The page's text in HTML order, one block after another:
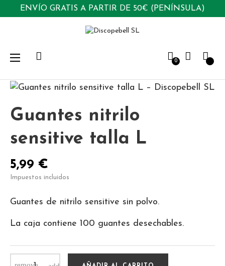
ENVÍO GRATIS A PARTIR DE 50€ (PENÍNSULA)
0
Navegación
palanca
☰
Guantes nitrilo
sensitive talla L
5,99 €
Impuestos incluidos
Guantes de nitrilo sensitive sin polvo.
La caja contiene 100 guantes desechables.